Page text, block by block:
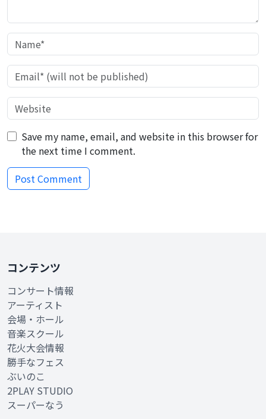
Save my name, email, and website in this browser for
the next time I comment.
コンテンツ
コンサート情報
アーティスト
会場・ホール
音楽スクール
花火大会情報
勝手なフェス
ぶいのこ
2PLAY STUDIO
スーパーなう